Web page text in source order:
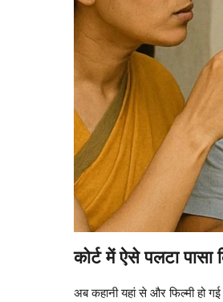
कोर्ट में ऐसे पलटा पासा
अब कहानी यहां से और फिल्मी हो